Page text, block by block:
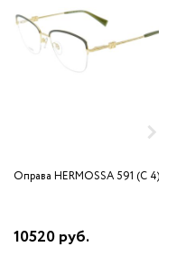
Оправа HERMOSSA 591 (C 4)
10520 руб.